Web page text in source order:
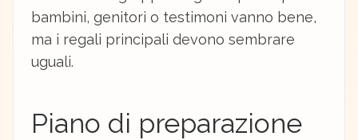
bambini, genitori o testimoni vanno bene,
ma i regali principali devono sembrare
uguali.
Piano di preparazione